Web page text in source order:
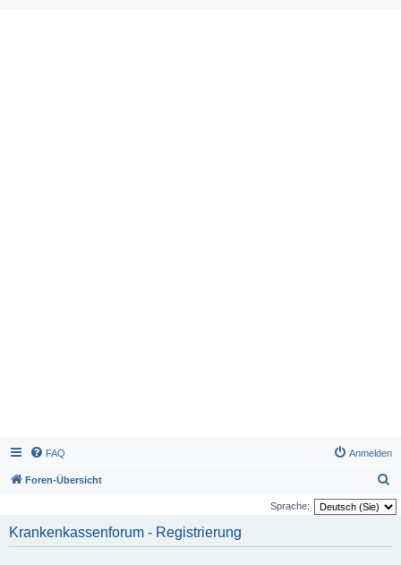
FAQ Anmelden
Foren-Übersicht
u
Sprache:
Krankenkassenforum - Registrierung